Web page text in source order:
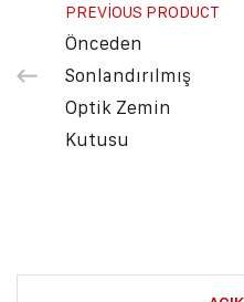
PREVIOUS PRODUCT
Önceden
Sonlandırılmış
Optik Zemin
Kutusu